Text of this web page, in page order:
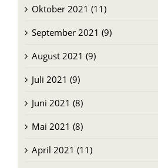
Oktober 2021 (11)
September 2021 (9)
August 2021 (9)
Juli 2021 (9)
Juni 2021 (8)
Mai 2021 (8)
April 2021 (11)